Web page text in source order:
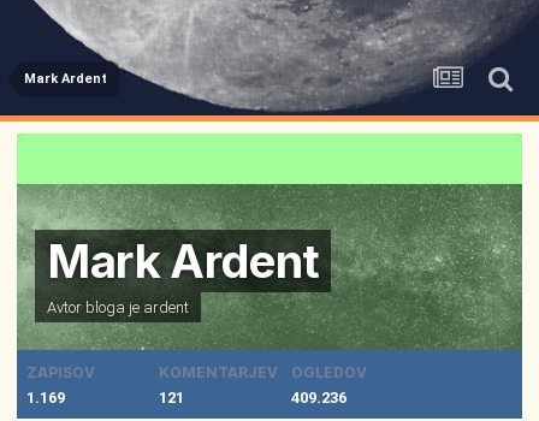
Mark Ardent
Mark Ardent
Avtor bloga je ardent
ZAPISOV
1.169
KOMENTARJEV
121
OGLEDOV
409.236